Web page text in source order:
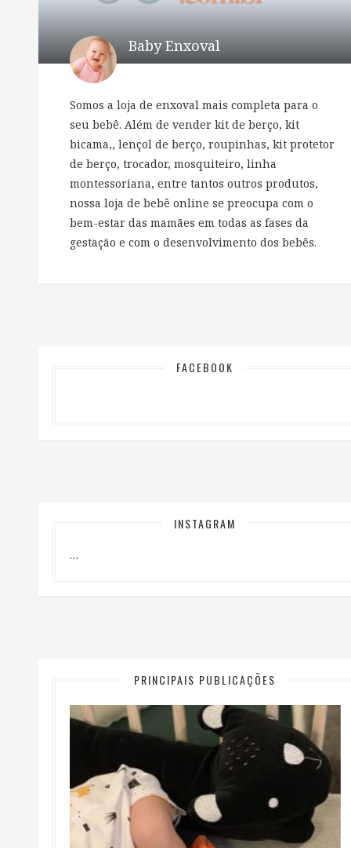
Baby Enxoval
Somos a loja de enxoval mais completa para o
seu bebê. Além de vender kit de berço, kit
bicama,, lençol de berço, roupinhas, kit protetor
de berço, trocador, mosquiteiro, linha
montessoriana, entre tantos outros produtos,
nossa loja de bebê online se preocupa com o
bem-estar das mamães em todas as fases da
gestação e com o desenvolvimento dos bebês.
FACEBOOK
INSTAGRAM
…
PRINCIPAIS PUBLICAÇÕES